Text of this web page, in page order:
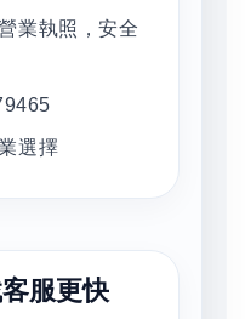
業執照，安全
選擇
服更快